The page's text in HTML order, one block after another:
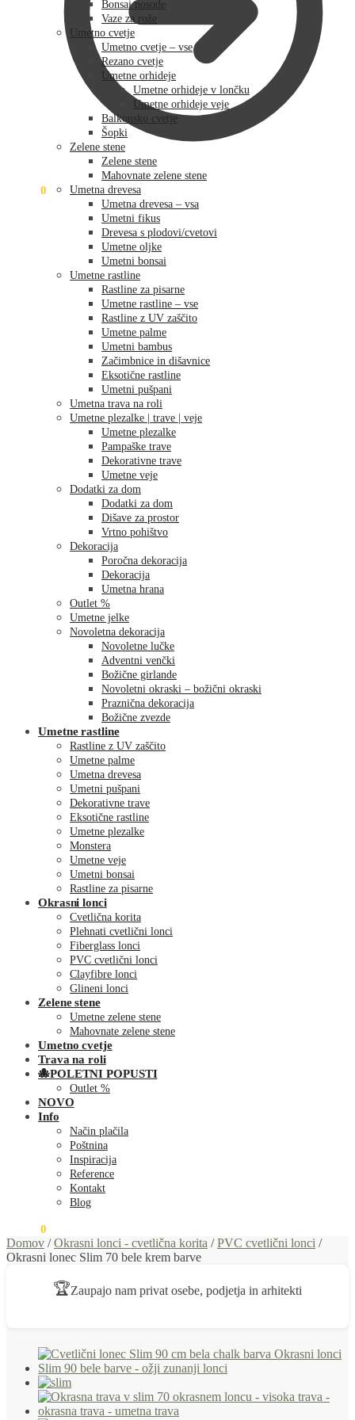
0
Bonsai posode
Vaze za rože
Umetno cvetje
Umetno cvetje – vse
Rezano cvetje
Umetne orhideje
Umetne orhideje v lončku
Umetne orhideje veje
Balkonsko cvetje
Šopki
Zelene stene
Zelene stene
Mahovnate zelene stene
Umetna drevesa
Umetna drevesa – vsa
Umetni fikus
Drevesa s plodovi/cvetovi
Umetne oljke
Umetni bonsai
Umetne rastline
Rastline za pisarne
Umetne rastline – vse
Rastline z UV zaščito
Umetne palme
Umetni bambus
Začimbnice in dišavnice
Eksotične rastline
Umetni pušpani
Umetna trava na roli
Umetne plezalke | trave | veje
Umetne plezalke
Pampaške trave
Dekorativne trave
Umetne veje
Dodatki za dom
Dodatki za dom
Dišave za prostor
Vrtno pohištvo
Dekoracija
Poročna dekoracija
Dekoracija
Umetna hrana
Outlet %
Umetne jelke
Novoletna dekoracija
Novoletne lučke
Adventni venčki
Božične girlande
Novoletni okraski – božični okraski
Praznična dekoracija
Božične zvezde
Umetne rastline
Rastline z UV zaščito
Umetne palme
Umetna drevesa
Umetni pušpani
Dekorativne trave
Eksotične rastline
Umetne plezalke
Monstera
Umetne veje
Umetni bonsai
Rastline za pisarne
Okrasni lonci
Cvetlična korita
Plehnati cvetlični lonci
Fiberglass lonci
PVC cvetlični lonci
Clayfibre lonci
Glineni lonci
Zelene stene
Umetne zelene stene
Mahovnate zelene stene
Umetno cvetje
Trava na roli
🐙POLETNI POPUSTI
Outlet %
NOVO
Info
Način plačila
Poštnina
Inspiracija
Reference
Kontakt
Blog
0
Domov /Okrasni lonci - cvetlična korita /PVC cvetlični lonci /
Okrasni lonec Slim 70 bele krem barve
🏆Zaupajo nam privat osebe, podjetja in arhitekti